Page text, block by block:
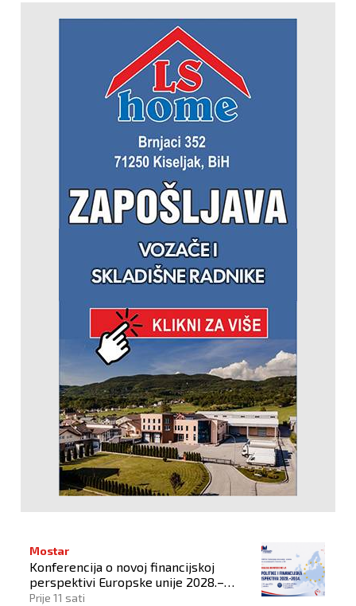
Mostar
Konferencija o novoj financijskoj
perspektivi Europske unije 2028.–
2034.
Prije 11 sati